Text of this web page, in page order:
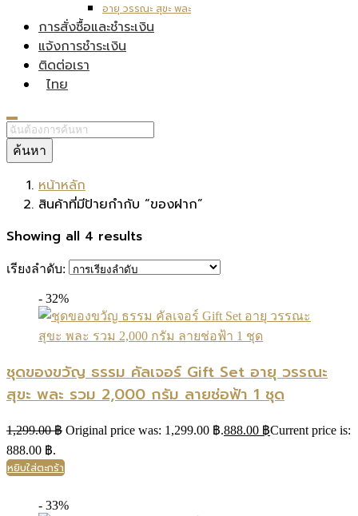
อายุ วรรณะ สุขะ พละ
การสั่งซื้อและชำระเงิน
แจ้งการชำระเงิน
ติดต่อเรา
ไทย
ค้นหา
หน้าหลัก
สินค้าที่มีป้ายกำกับ “ของฝาก”
Showing all 4 results
เรียงลำดับ:
- 32%
ชุดของขวัญ ธรรม คัลเจอร์ Gift Set อายุ วรรณะ
สุขะ พละ รวม 2,000 กรัม ลายช่อฟ้า 1 ชุด
1,299.00฿ Original price was: 1,299.00 ฿.888.00 ฿Current price is:
888.00 ฿.
หยิบใส่ตะกร้า
- 33%